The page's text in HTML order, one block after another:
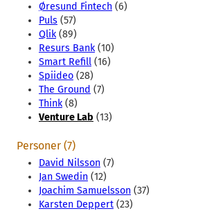
Øresund Fintech (6)
Puls (57)
Qlik(89)
Resurs Bank(10)
Smart Refill (16)
Spiideo (28)
The Ground (7)
Think(8)
Venture Lab (13)
Personer (7)
David Nilsson (7)
Jan Swedin (12)
Joachim Samuelsson (37)
Karsten Deppert (23)